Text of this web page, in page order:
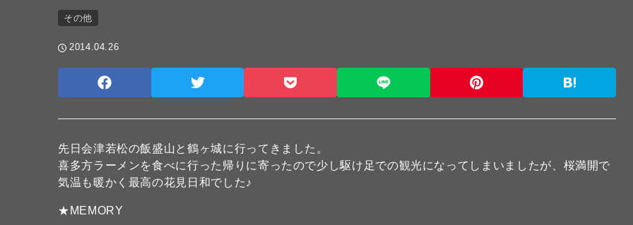
その他
2014.04.26
先日会津若松の飯盛山と鶴ヶ城に行ってきました。
喜多方ラーメンを食べに行った帰りに寄ったので少し駆け足での観光になってしまいましたが、桜満開で
気温も暖かく最高の花見日和でした♪
★MEMORY